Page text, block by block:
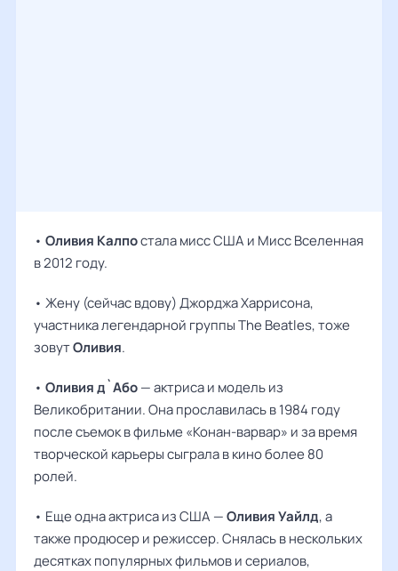
• Оливия Калпостала мисс США и Мисс Вселенная
в 2012 году.
• Жену (сейчас вдову) Джорджа Харрисона,
участника легендарной группы The Beatles, тоже
зовутОливия.
• Оливия д`Або— актриса и модель из
Великобритании. Она прославилась в 1984 году
после съемок в фильме «Конан-варвар» и за время
творческой карьеры сыграла в кино более 80
ролей.
• Еще одна актриса из США —Оливия Уайлд, а
также продюсер и режиссер. Снялась в нескольких
десятках популярных фильмов и сериалов,